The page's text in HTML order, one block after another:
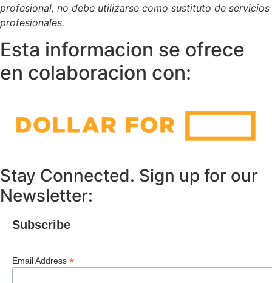
profesional, no debe utilizarse como sustituto de servicios
profesionales.
Esta informacion se ofrece
en colaboracion con:
Stay Connected. Sign up for our
Newsletter:
Subscribe
Email Address *